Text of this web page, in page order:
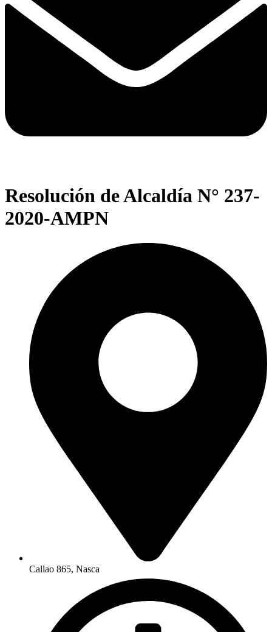
Resolución de Alcaldía N° 237-
2020-AMPN
Callao 865, Nasca